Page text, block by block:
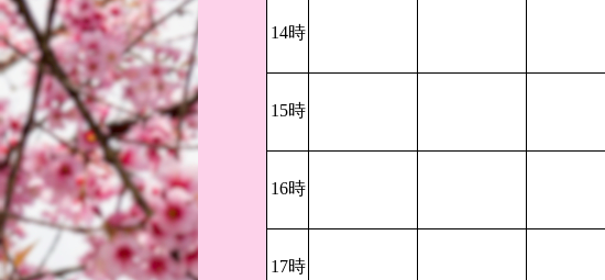
14時
15時
16時
17時